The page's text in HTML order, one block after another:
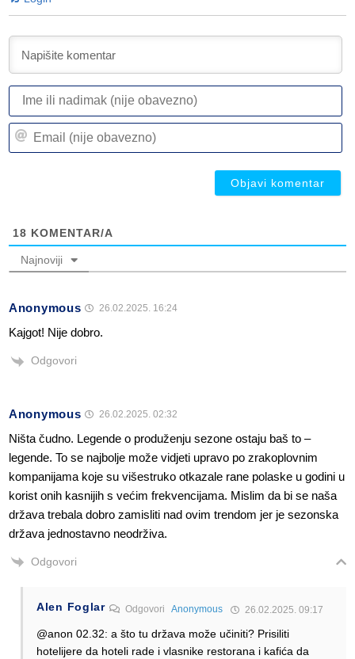
18 KOMENTAR/A
Najnoviji
Anonymous 26.02.2025. 16:24
Kajgot! Nije dobro.
Odgovori
Anonymous 26.02.2025. 02:32
Ništa čudno. Legende o produženju sezone ostaju baš to –
legende. To se najbolje može vidjeti upravo po zrakoplovnim
kompanijama koje su višestruko otkazale rane polaske u godini u
korist onih kasnijih s većim frekvencijama. Mislim da bi se naša
država trebala dobro zamisliti nad ovim trendom jer je sezonska
država jednostavno neodrživa.
Odgovori
Alen Foglar Odgovori Anonymous 26.02.2025. 09:17
@anon 02.32: a što tu država može učiniti? Prisiliti
hotelijere da hoteli rade i vlasnike restorana i kafića da